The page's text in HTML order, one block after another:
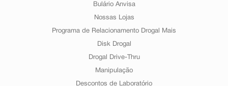
Bulário Anvisa
Nossas Lojas
Programa de Relacionamento Drogal Mais
Disk Drogal
Drogal Drive-Thru
Manipulação
Descontos de Laboratório